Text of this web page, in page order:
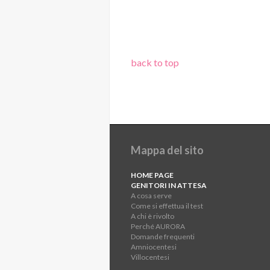
back to top
Mappa del sito
HOME PAGE
GENITORI IN ATTESA
A cosa serve
Come si effettua il test
A chi è rivolto
Perché AURORA
Domande frequenti
Amniocentesi
Villocentesi